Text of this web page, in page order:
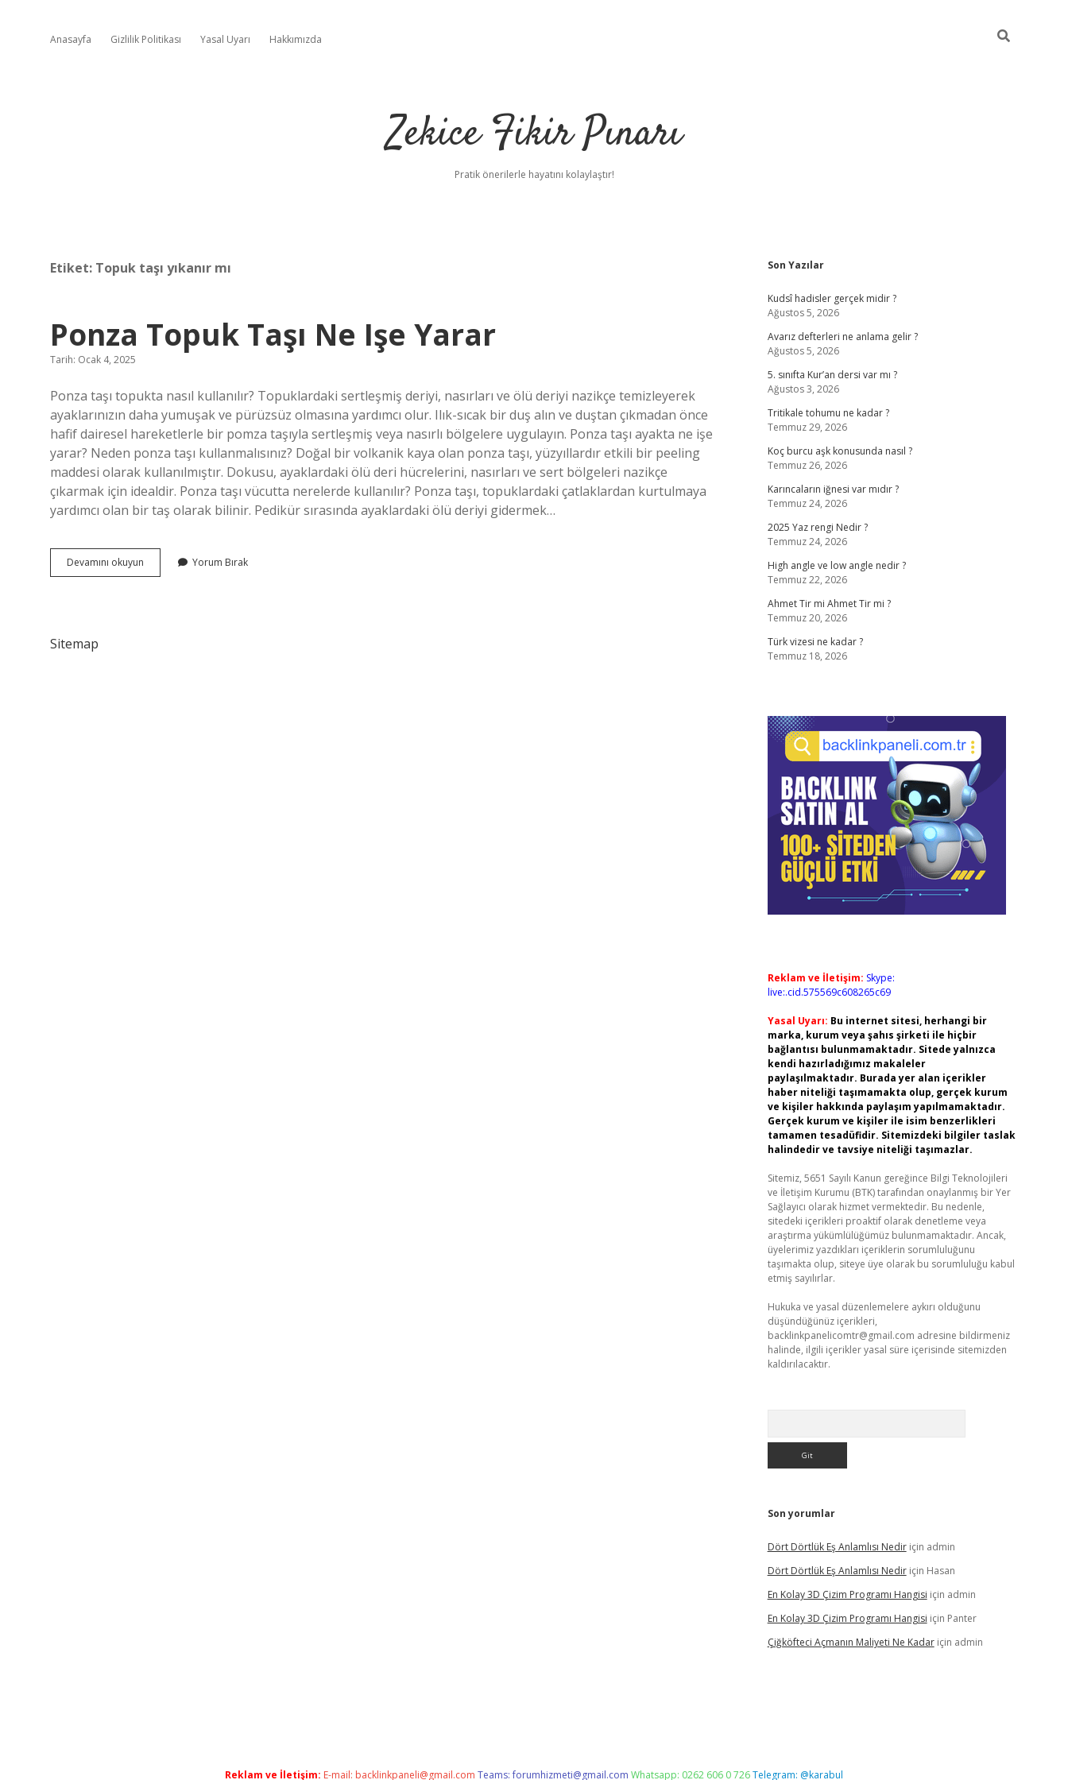
Anasayfa Gizlilik Politikası Yasal Uyarı Hakkımızda
Zekice Fikir Pınarı
Pratik önerilerle hayatını kolaylaştır!
Etiket: Topuk taşı yıkanır mı
Ponza Topuk Taşı Ne Işe Yarar
Tarih: Ocak 4, 2025
Ponza taşı topukta nasıl kullanılır? Topuklardaki sertleşmiş deriyi, nasırları ve ölü deriyi nazikçe temizleyerek
ayaklarınızın daha yumuşak ve pürüzsüz olmasına yardımcı olur. Ilık-sıcak bir duş alın ve duştan çıkmadan önce
hafif dairesel hareketlerle bir pomza taşıyla sertleşmiş veya nasırlı bölgelere uygulayın. Ponza taşı ayakta ne işe
yarar? Neden ponza taşı kullanmalısınız? Doğal bir volkanik kaya olan ponza taşı, yüzyıllardır etkili bir peeling
maddesi olarak kullanılmıştır. Dokusu, ayaklardaki ölü deri hücrelerini, nasırları ve sert bölgeleri nazikçe
çıkarmak için idealdir. Ponza taşı vücutta nerelerde kullanılır? Ponza taşı, topuklardaki çatlaklardan kurtulmaya
yardımcı olan bir taş olarak bilinir. Pedikür sırasında ayaklardaki ölü deriyi gidermek…
Devamını okuyun
Topuk
Yorum Bırak
Sitemap
Sidebar
Son Yazılar
Kudsî hadisler gerçek midir ?
Ağustos 5, 2026
Avarız defterleri ne anlama gelir ?
Ağustos 5, 2026
5. sınıfta Kur’an dersi var mı ?
Ağustos 3, 2026
Tritikale tohumu ne kadar ?
Temmuz 29, 2026
Koç burcu aşk konusunda nasıl ?
Temmuz 26, 2026
Karıncaların iğnesi var mıdır ?
Temmuz 24, 2026
2025 Yaz rengi Nedir ?
Temmuz 24, 2026
High angle ve low angle nedir ?
Temmuz 22, 2026
Ahmet Tir mi Ahmet Tir mi ?
Temmuz 20, 2026
Türk vizesi ne kadar ?
Temmuz 18, 2026
Reklam ve İletişim: Skype:
live:.cid.575569c608265c69
Yasal Uyarı: Bu internet sitesi, herhangi bir
marka, kurum veya şahıs şirketi ile hiçbir
bağlantısı bulunmamaktadır. Sitede yalnızca
kendi hazırladığımız makaleler
paylaşılmaktadır. Burada yer alan içerikler
haber niteliği taşımamakta olup, gerçek kurum
ve kişiler hakkında paylaşım yapılmamaktadır.
Gerçek kurum ve kişiler ile isim benzerlikleri
tamamen tesadüfidir. Sitemizdeki bilgiler taslak
halindedir ve tavsiye niteliği taşımazlar.
Sitemiz, 5651 Sayılı Kanun gereğince Bilgi Teknolojileri
ve İletişim Kurumu (BTK) tarafından onaylanmış bir Yer
Sağlayıcı olarak hizmet vermektedir. Bu nedenle,
sitedeki içerikleri proaktif olarak denetleme veya
araştırma yükümlülüğümüz bulunmamaktadır. Ancak,
üyelerimiz yazdıkları içeriklerin sorumluluğunu
taşımakta olup, siteye üye olarak bu sorumluluğu kabul
etmiş sayılırlar.
Hukuka ve yasal düzenlemelere aykırı olduğunu
düşündüğünüz içerikleri,
backlinkpanelicomtr@gmail.com adresine bildirmeniz
halinde, ilgili içerikler yasal süre içerisinde sitemizden
kaldırılacaktır.
Son yorumlar
Dört Dörtlük Eş Anlamlısı Nediriçin admin
Dört Dörtlük Eş Anlamlısı Nediriçin Hasan
En Kolay 3D Çizim Programı Hangisi için admin
En Kolay 3D Çizim Programı Hangisi için Panter
Çiğköfteci Açmanın Maliyeti Ne Kadariçin admin
Reklam ve İletişim: E-mail: backlinkpaneli@gmail.com Teams:forumhizmeti@gmail.com Whatsapp: 0262 606 0 726Telegram: @karabul